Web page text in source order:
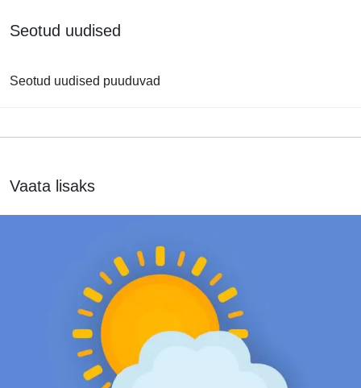
Seotud uudised
Seotud uudised puuduvad
Vaata lisaks